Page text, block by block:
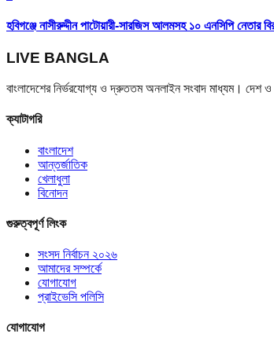
হবিগঞ্জে নাসীরুদ্দীন পাটোয়ারী-সারজিস আলমসহ ১০ এনসিপি নেতার
LIVE BANGLA
বাংলাদেশের নির্ভরযোগ্য ও দ্রুততম অনলাইন সংবাদ মাধ্যম। দেশ ও
ক্যাটাগরি
বাংলাদেশ
আন্তর্জাতিক
খেলাধুলা
বিনোদন
গুরুত্বপূর্ণ লিংক
সংসদ নির্বাচন ২০২৬
আমাদের সম্পর্কে
যোগাযোগ
প্রাইভেসি পলিসি
যোগাযোগ